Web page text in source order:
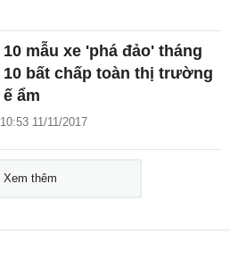
10 mẫu xe 'phá đảo' tháng
10 bất chấp toàn thị trường
ế ẩm
10:53 11/11/2017
Xem thêm